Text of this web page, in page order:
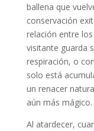
ballena que
conservación
relación entre
visitante guarda
respiración, o
solo está
un renacer
aún más mágico.
Al atardecer,